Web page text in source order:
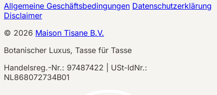
Allgemeine Geschäftsbedingungen Datenschutzerklärung
Disclaimer
© 2026 Maison Tisane B.V.
Botanischer Luxus, Tasse für Tasse
Handelsreg.-Nr.: 97487422 | USt-IdNr.:
NL868072734B01